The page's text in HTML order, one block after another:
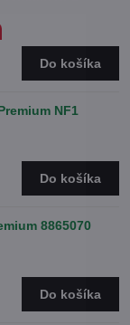
Do košíka
NF1
Do košíka
8865070
Do košíka